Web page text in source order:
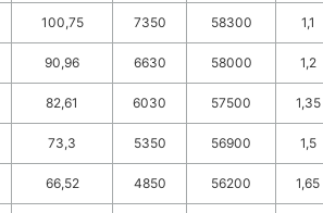
100,75 7350 58300 1,1
90,96 6630 58000 1,2
82,61 6030 57500 1,35
73,3 5350 56900 1,5
66,52 4850 56200 1,65